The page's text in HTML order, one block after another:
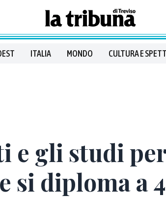
ITALIA MONDO CULTURA E
e gli studi
si diploma a